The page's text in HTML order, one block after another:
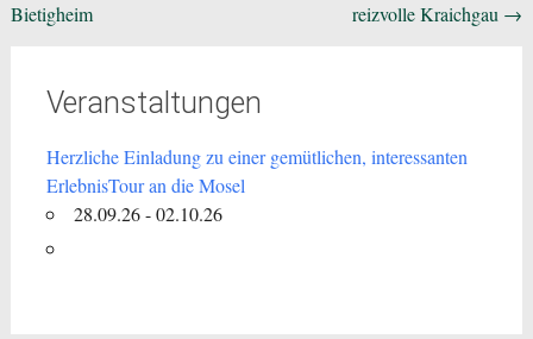
Bietigheim
reizvolle Kraichgau →
Veranstaltungen
Herzliche Einladung zu einer gemütlichen, interessanten
ErlebnisTour an die Mosel
28.09.26 - 02.10.26